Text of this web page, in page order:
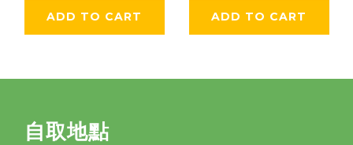
ADD TO CART ADD TO CART
自取地點